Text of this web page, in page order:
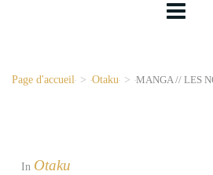
Page d'accueil > Otaku > MANGA // LES
In Otaku